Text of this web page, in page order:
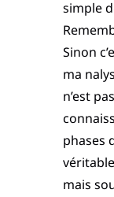
simple
Sinon
ma
n’est
phases
mais